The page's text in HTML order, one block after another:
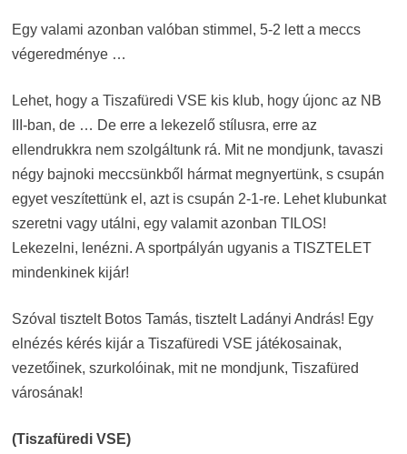
Egy valami azonban valóban stimmel, 5-2 lett a meccs
végeredménye …
Lehet, hogy a Tiszafüredi VSE kis klub, hogy újonc az NB
III-ban, de … De erre a lekezelő stílusra, erre az
ellendrukkra nem szolgáltunk rá. Mit ne mondjunk, tavaszi
négy bajnoki meccsünkből hármat megnyertünk, s csupán
egyet veszítettünk el, azt is csupán 2-1-re. Lehet klubunkat
szeretni vagy utálni, egy valamit azonban TILOS!
Lekezelni, lenézni. A sportpályán ugyanis a TISZTELET
mindenkinek kijár!
Szóval tisztelt Botos Tamás, tisztelt Ladányi András! Egy
elnézés kérés kijár a Tiszafüredi VSE játékosainak,
vezetőinek, szurkolóinak, mit ne mondjunk, Tiszafüred
városának!
(Tiszafüredi VSE)